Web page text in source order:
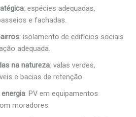
: espécies adequadas,
e fachadas.
: isolamento de edifícios sociais
adequada.
na natureza: valas verdes,
e bacias de retenção.
: PV em equipamentos
moradores.